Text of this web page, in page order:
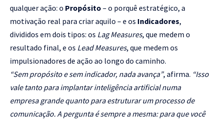
qualquer ação: o Propósito – o porquê estratégico, a
motivação real para criar aquilo – e os Indicadores,
divididos em dois tipos: os Lag Measures, que medem o
resultado final, e os Lead Measures, que medem os
impulsionadores de ação ao longo do caminho.
“Sem propósito e sem indicador, nada avança”, afirma. “Isso
vale tanto para implantar inteligência artificial numa
empresa grande quanto para estruturar um processo de
comunicação. A pergunta é sempre a mesma: para que você